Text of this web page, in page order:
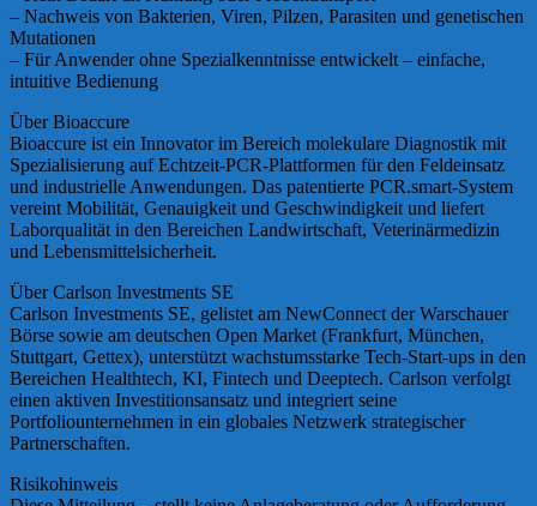
– Nachweis von Bakterien, Viren, Pilzen, Parasiten und genetischen
Mutationen
– Für Anwender ohne Spezialkenntnisse entwickelt – einfache,
intuitive Bedienung
Über Bioaccure
Bioaccure ist ein Innovator im Bereich molekulare Diagnostik mit
Spezialisierung auf Echtzeit-PCR-Plattformen für den Feldeinsatz
und industrielle Anwendungen. Das patentierte PCR.smart-System
vereint Mobilität, Genauigkeit und Geschwindigkeit und liefert
Laborqualität in den Bereichen Landwirtschaft, Veterinärmedizin
und Lebensmittelsicherheit.
Über Carlson Investments SE
Carlson Investments SE, gelistet am NewConnect der Warschauer
Börse sowie am deutschen Open Market (Frankfurt, München,
Stuttgart, Gettex), unterstützt wachstumsstarke Tech-Start-ups in den
Bereichen Healthtech, KI, Fintech und Deeptech. Carlson verfolgt
einen aktiven Investitionsansatz und integriert seine
Portfoliounternehmen in ein globales Netzwerk strategischer
Partnerschaften.
Risikohinweis